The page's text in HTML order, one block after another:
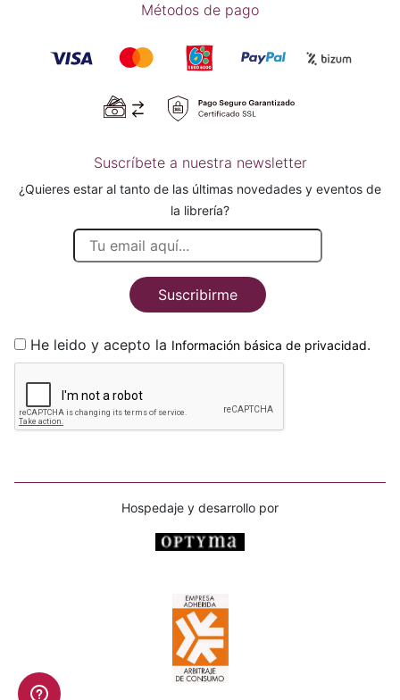
Métodos de pago
Suscríbete a nuestra newsletter
¿Quieres estar al tanto de las últimas novedades y eventos de
la librería?
Suscribirme
He leido y acepto la Información básica de privacidad.
Hospedaje y desarrollo por